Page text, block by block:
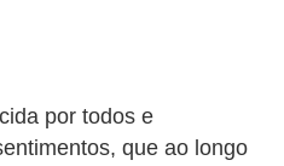
por todos e
que ao longo